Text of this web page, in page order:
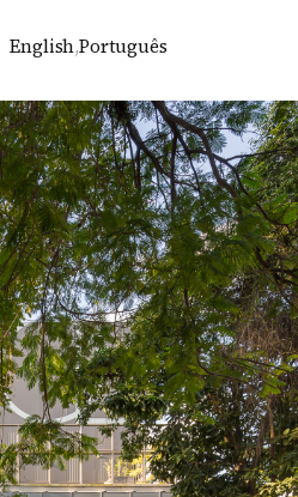
English,Português